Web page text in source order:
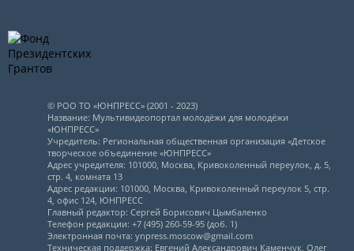
© РОО ТО «ЮНПРЕСС» (2001 - 2023)
Название: Мультивидеопортал молодёжи для молодёжи
«ЮНПРЕСС»
Учредитель: Региональная общественная организация «Детское
творческое объединение «ЮНПРЕСС»
Адрес учредителя: 101000, Москва, Кривоколенный переулок, д. 5,
стр. 4, комната 13
Адрес редакции: 101000, Москва, Кривоколенный переулок 5, стр.
4, офис 124, ЮНПРЕСС
Главный редактор: Сергей Борисович Цымбаленко
Телефон редакции: +7 (495) 260-59-95 (доб. 1)
Электронная почта: ynpress.moscow@gmail.com
Техническая поддержка: Евгений Александрович Каменчук, Олег